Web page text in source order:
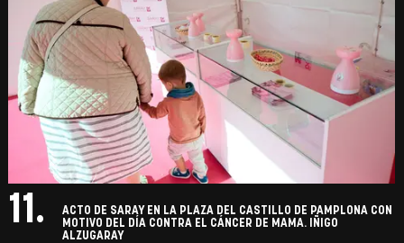
11.
ACTO DE SARAY EN LA PLAZA DEL CASTILLO DE PAMPLONA CON
MOTIVO DEL DÍA CONTRA EL CÁNCER DE MAMA. IÑIGO
ALZUGARAY